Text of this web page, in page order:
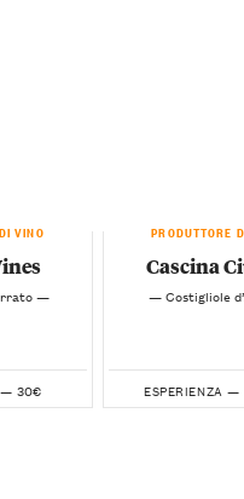
VINO
—
— 30€
PRODUTTORE
Cascina
— Costigliole
ESPERIENZA —